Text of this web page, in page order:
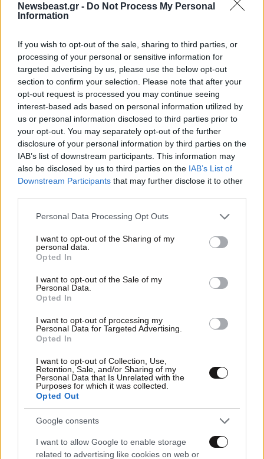
Newsbeast.gr - Do Not Process My Personal
Information
If you wish to opt-out of the sale, sharing to third parties, or
processing of your personal or sensitive information for
targeted advertising by us, please use the below opt-out
section to confirm your selection. Please note that after your
opt-out request is processed you may continue seeing
interest-based ads based on personal information utilized by
us or personal information disclosed to third parties prior to
your opt-out. You may separately opt-out of the further
disclosure of your personal information by third parties on the
IAB’s list of downstream participants. This information may
also be disclosed by us to third parties on the IAB’s List of
Downstream Participants that may further disclose it to other
Please note that this website/app uses one or more Google
not limited to your visit or usage behaviour. You may click to
grant or deny consent to Google and its third-party tags to
use your data for below specified purposes in below Google
consent section.
Personal Data Processing Opt Outs
I want to opt-out of the Sharing of my
personal data.
Opted In
I want to opt-out of the Sale of my
Personal Data.
Opted In
I want to opt-out of processing my
Personal Data for Targeted Advertising.
Opted In
I want to opt-out of Collection, Use,
Retention, Sale, and/or Sharing of my
Personal Data that Is Unrelated with the
Purposes for which it was collected.
Opted Out
Google consents
I want to allow Google to enable storage
related to advertising like cookies on web or
02·03·2026 08:46
Κατά 10% αυξήθηκε η τιμή του πετρελαίου – «Υπάρχει
φυσιολογική άνοδος των τιμών των καυσίμων»
25·01·2026 19:55
Προφυλακίστηκαν 4 μέλη του κυκλώματος καυσίμων με
τα παράνομα λογισμικά – Έκλεβαν τους πελάτες στην